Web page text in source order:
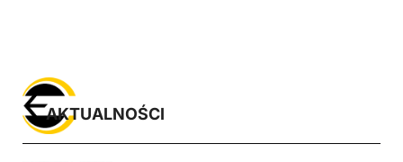
AKTUALNOŚCI